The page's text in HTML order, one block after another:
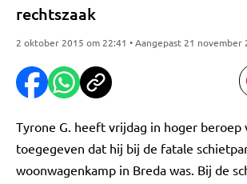
rechtszaak
2 oktober 2015 om 22:41 • Aangepast 21 november
Tyrone G. heeft vrijdag in hoger beroep
toegegeven dat hij bij de fatale
woonwagenkamp in Breda was. Bij de